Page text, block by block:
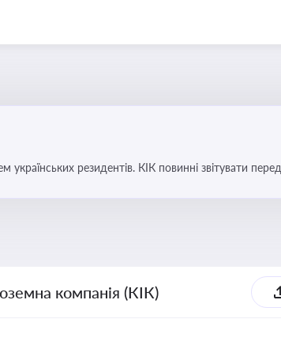
резидентів. КІК повинні звітувати перед
компанія (КІК)